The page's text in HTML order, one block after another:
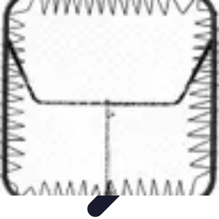
Le Handball
Formation et Analyse
Stratégies de jeu
Analyse et
stratégie
Le Handball